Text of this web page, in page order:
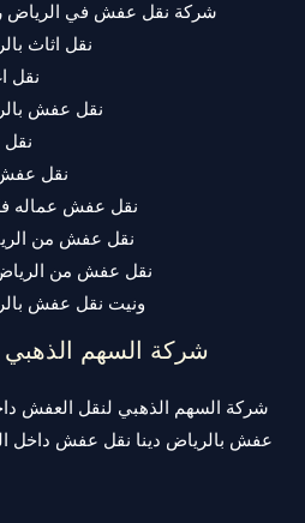
شركة نقل عفش في الرياض رخيصة
نقل اثاث بالرياض 300
نقل
نقل عفش بالرياض 200 ريال-
نقل
نقل عفش
نقل عفش عماله فلبينية
نقل عفش من الرياض
نقل عفش من الرياض الي
ونيت نقل عفش بالرياض 200 ريال-
شركة السهم
شركة السهم الذهبي لنقل العفش
عفش بالرياض دينا نقل عفش داخل